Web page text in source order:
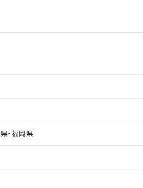
・福岡県